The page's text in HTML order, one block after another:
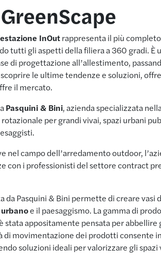
InOutrappresenta il più
tutti gli aspetti della filiera a 360 gradi. È
di progettazione all’allestimento,
le ultime tendenze e soluzioni,
il mercato.
Pasquini & Bini, azienda specializzata
per grandi vivai, spazi urbani
nel campo dell’arredamento outdoor,
con i professionisti del settore contract
Pasquini & Bini permette di creare vasi
e il paesaggismo. La gamma di
stata appositamente pensata per abbellire
di movimentazione dei prodotti consente
soluzioni ideali per valorizzare gli spazi